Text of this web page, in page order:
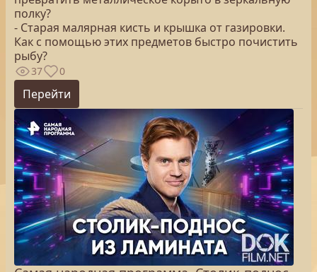
полку?
- Старая малярная кисть и крышка от газировки.
Как с помощью этих предметов быстро почистить
рыбу?
37 0
Перейти